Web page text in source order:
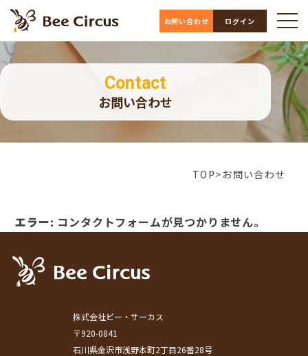
お問い合わせ ログイン
Contact
お問い合わせ
TOP お問い合わせ
エラー: コンタクトフォームが見つかりません。
株式会社ビー・サーカス
〒920-0841
石川県金沢市浅野本町2丁目26番28号